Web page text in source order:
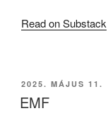
Read on Substack
BEKÜLDVE:
2025. MÁJUS 11.
EMF